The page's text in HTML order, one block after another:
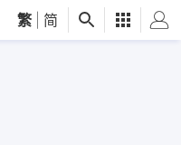
繁 简